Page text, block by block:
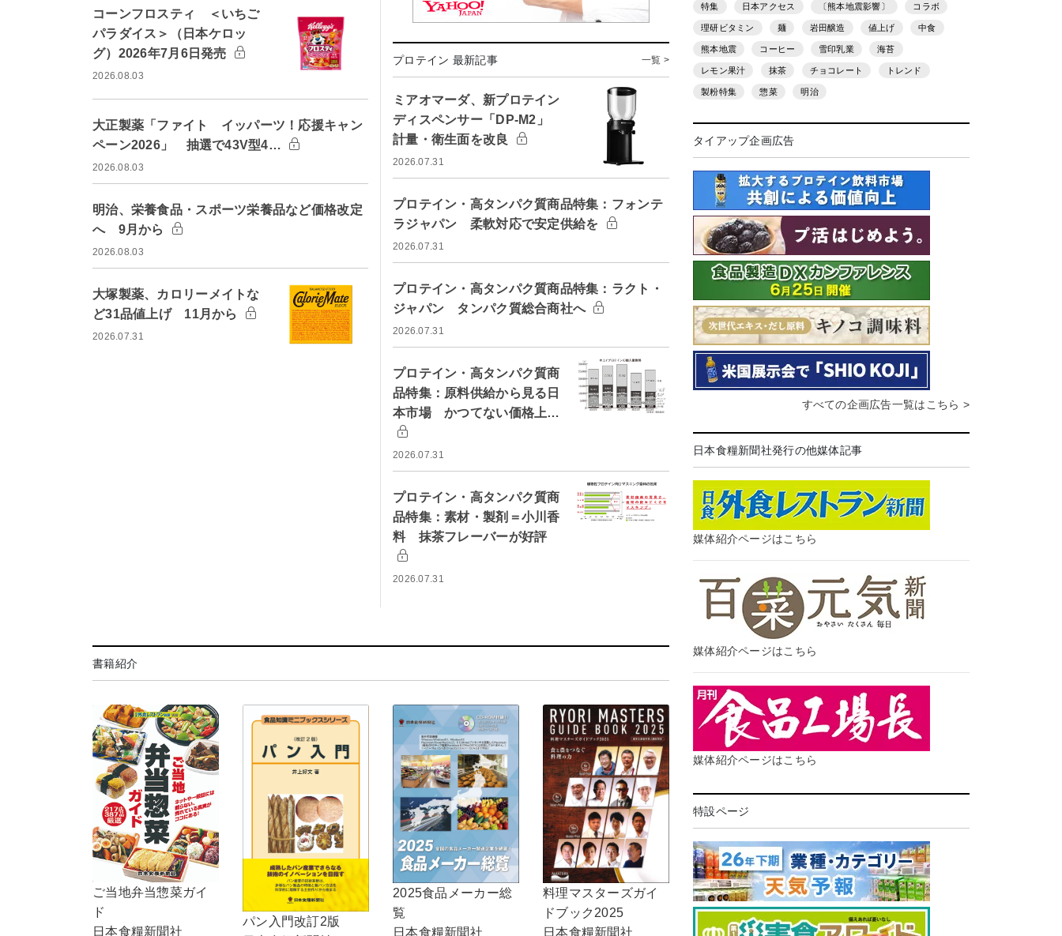
コーンフロスティ ＜いちご
パラダイス＞（日本ケロッ
グ）2026年7月6日発売
2026.08.03
大正製薬「ファイト イッパーツ！応援キャン
ペーン2026」 抽選で43V型4…
2026.08.03
明治、栄養食品・スポーツ栄養品など価格改定
へ 9月から
2026.08.03
大塚製薬、カロリーメイトな
ど31品値上げ 11月から
2026.07.31
プロテイン 最新記事 一覧 >
ミアオマーダ、新プロテイン
ディスペンサー「DP-M2」
計量・衛生面を改良
2026.07.31
プロテイン・高タンパク質商品特集：フォンテ
ラジャパン 柔軟対応で安定供給を
2026.07.31
プロテイン・高タンパク質商品特集：ラクト・
ジャパン タンパク質総合商社へ
2026.07.31
プロテイン・高タンパク質商
品特集：原料供給から見る日
本市場 かつてない価格上…
2026.07.31
プロテイン・高タンパク質商
品特集：素材・製剤＝小川香
料 抹茶フレーバーが好評
2026.07.31
書籍紹介
ご当地弁当惣菜ガイ
ド
日本食糧新聞社
パン入門改訂2版
2025食品メーカー総
覧
日本食糧新聞社
料理マスターズガイ
ドブック2025
日本食糧新聞社
特集 日本アクセス 〔熊本地震影響〕 コラボ
理研ビタミン 麺 岩田醸造 値上げ 中食
熊本地震 コーヒー 雪印乳業 海苔
レモン果汁 抹茶 チョコレート トレンド
製粉特集 惣菜 明治
タイアップ企画広告
すべての企画広告一覧はこちら >
日本食糧新聞社発行の他媒体記事
媒体紹介ページはこちら
媒体紹介ページはこちら
媒体紹介ページはこちら
特設ページ